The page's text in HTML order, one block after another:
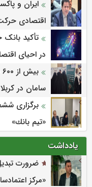
ایران و
اقتصادی
تأکید
در احیای
سامان در کربلا
برگزاری
«تیم بانك»
یادداشت
ضرورت
«مرکز